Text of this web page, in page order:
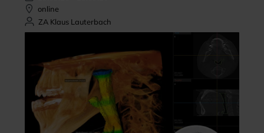
online
ZA Klaus Lauterbach